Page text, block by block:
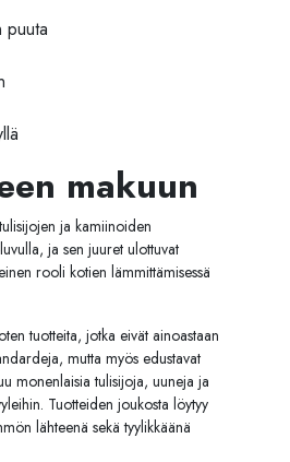
puuta
makuun
ja kamiinoiden
ja sen juuret ulottuvat
rooli kotien lämmittämisessä
tuotteita, jotka eivät ainoastaan
mutta myös edustavat
monenlaisia tulisijoja, uuneja ja
Tuotteiden joukosta löytyy
lähteenä sekä tyylikkäänä